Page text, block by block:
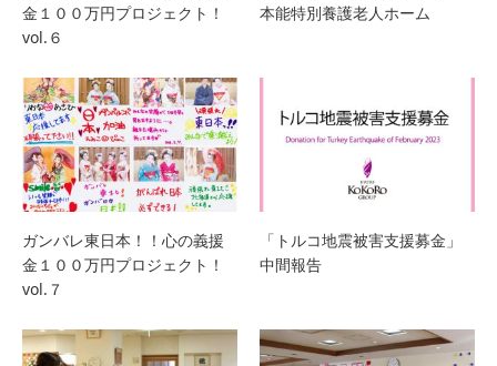
金１００万円プロジェクト！
vol.６
本能特別養護老人ホーム
ガンバレ東日本！！心の義援
金１００万円プロジェクト！
vol.７
「トルコ地震被害支援募金」
中間報告